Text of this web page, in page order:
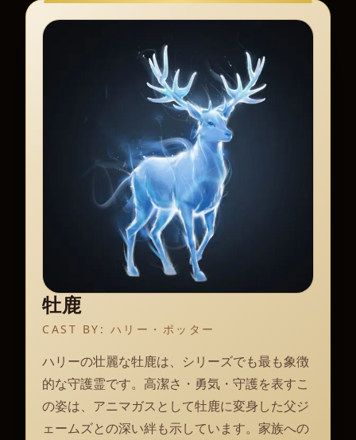
牡鹿
CAST BY: ハリー・ポッター
ハリーの壮麗な牡鹿は、シリーズでも最も象徴
的な守護霊です。高潔さ・勇気・守護を表すこ
の姿は、アニマガスとして牡鹿に変身した父ジ
ェームズとの深い絆も示しています。家族への